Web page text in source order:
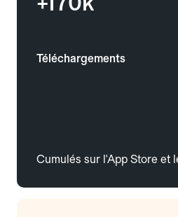
Téléchargements
Cumulés sur l'App Store et